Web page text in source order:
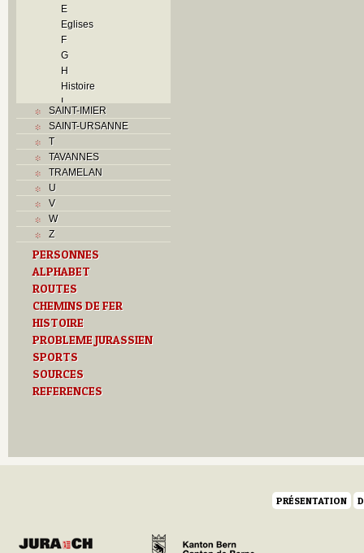
E
Eglises
F
G
H
Histoire
I
L
M
P
Problème jurassien
U
Z
SAINT-IMIER
SAINT-URSANNE
T
TAVANNES
TRAMELAN
U
V
W
Z
PERSONNES
ALPHABET
ROUTES
CHEMINS DE FER
HISTOIRE
PROBLEME JURASSIEN
SPORTS
SOURCES
REFERENCES
PRÉSENTATION